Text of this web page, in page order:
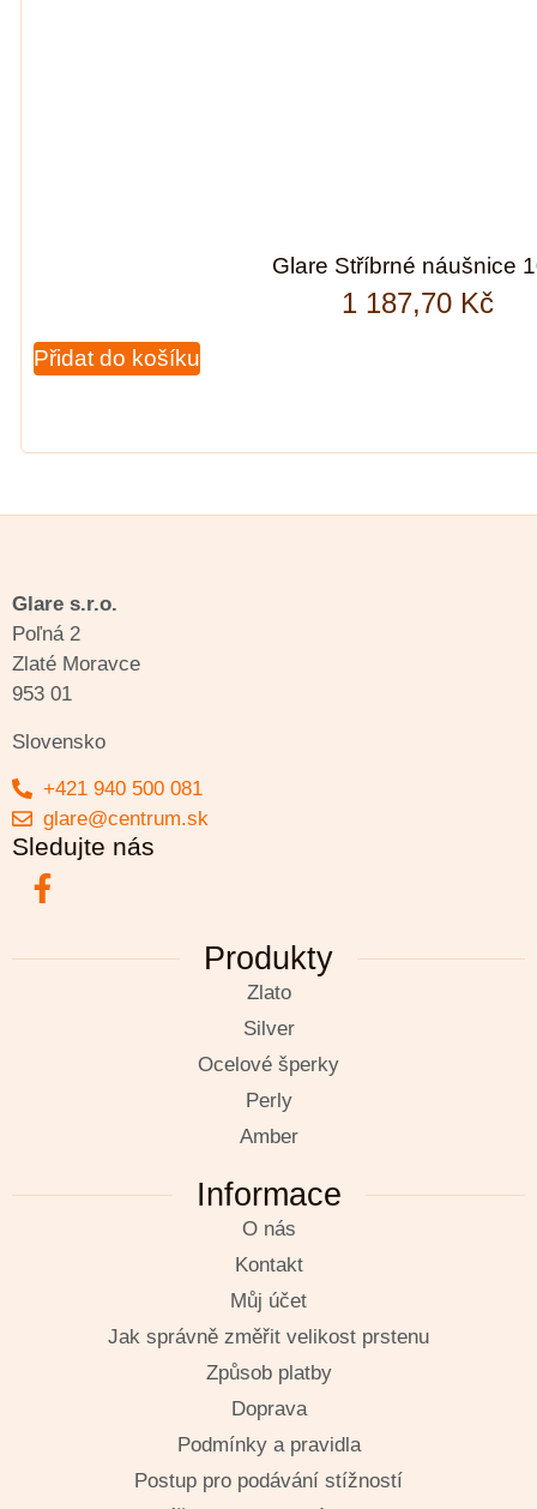
Glare Stříbrné náušnice
1 187,70 Kč
Přidat do košíku
Glare s.r.o.
Poľná 2
Zlaté Moravce
953 01
Slovensko
+421 940 500 081
glare@centrum.sk
Sledujte nás
Produkty
Zlato
Silver
Ocelové šperky
Perly
Amber
Informace
O nás
Kontakt
Můj účet
Jak správně změřit velikost prstenu
Způsob platby
Doprava
Podmínky a pravidla
Postup pro podávání stížností